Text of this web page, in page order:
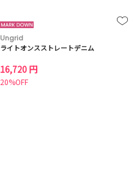
Ungrid
ライトオンスストレートデニム
16,720 円
20%OFF